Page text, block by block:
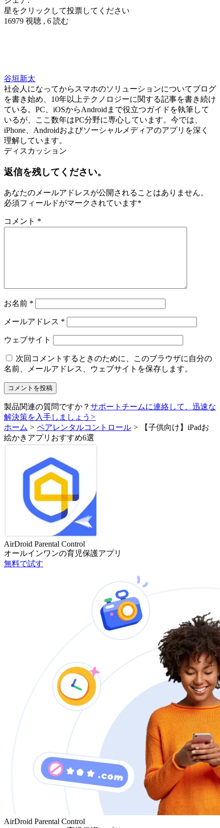
星をクリックして投票してください
16979 視聴 , 6 読む
谷垣新太
社会人になってからスマホのソリューションについてブログ
を書き始め、10年以上テクノロジーに関する記事を書き続け
ている。PC、iOSからAndroidまで役立つガイドを執筆して
いるが、ここ数年はPC分野に専心しています。今では、
iPhone、Androidおよびソーシャルメディアのアプリを深く
理解しています。
ディスカッション
返信を残してください。
あなたのメールアドレスが公開されることはありません。
必須フィールドがマークされています*
コメント *
お名前 *
メールアドレス *
ウェブサイト
次回コメントするときのために、このブラウザに自分の
名前、メールアドレス、ウェブサイトを保存します。
製品関連の質問ですか？ サポートチームに連絡して、迅速な
解決策を入手しましょう >
ホーム > ペアレンタルコントロール > 【子供向け】iPadお
絵かきアプリおすすめ6選
AirDroid Parental Control
オールインワンの育児保護アプリ
無料で試す
AirDroid Parental Control